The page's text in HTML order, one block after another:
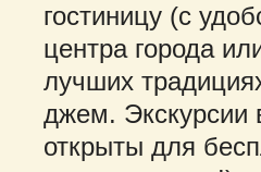
гостиницу (с
центра города
лучших
джем. Экскурсии
открыты для